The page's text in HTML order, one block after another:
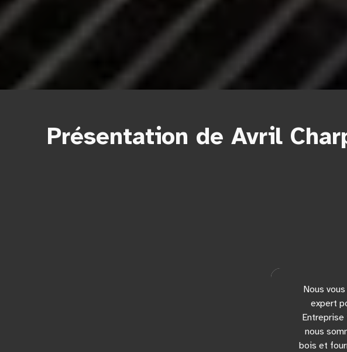
Présentation de Avril
Nous
expert
Entreprise
nous
bois et